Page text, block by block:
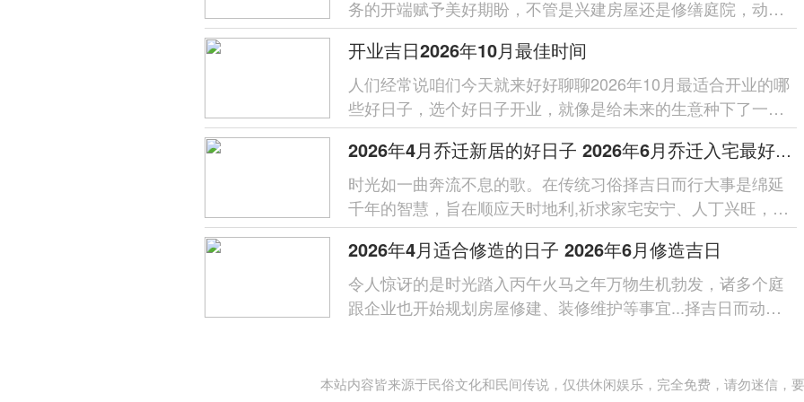
务的开端赋予美好期盼，不管是兴建房屋还是修缮庭院，动土
都是一项有需要慎选良辰吉日的传...
开业吉日2026年10月最佳时间
人们经常说咱们今天就来好好聊聊2026年10月最适合开业的哪
些好日子，选个好日子开业，就像是给未来的生意种下了一颗
幸运的种子，谁都希望自己的事...
2026年4月乔迁新居的好日子 2026年6月乔迁入宅最好的日子
时光如一曲奔流不息的歌。在传统习俗择吉日而行大事是绵延
千年的智慧，旨在顺应天时地利,祈求家宅安宁、人丁兴旺，
2026年为丙午马年太岁位于正...
2026年4月适合修造的日子 2026年6月修造吉日
令人惊讶的是时光踏入丙午火马之年万物生机勃发，诸多个庭
跟企业也开始规划房屋修建、装修维护等事宜...择吉日而动，
本站内容皆来源于民俗文化和民间传说，仅供休闲娱乐，完全免费，请勿迷信，